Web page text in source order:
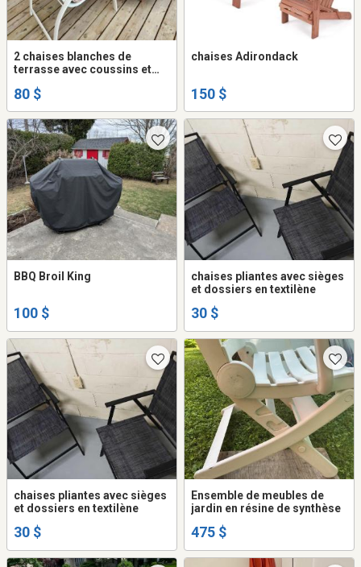
2 chaises blanches de
terrasse avec coussins et
80 $
chaises Adirondack
150 $
BBQ Broil King
100 $
chaises pliantes avec sièges
et dossiers en textilène
30 $
chaises pliantes avec sièges
et dossiers en textilène
30 $
Ensemble de meubles de
jardin en résine de synthèse
475 $